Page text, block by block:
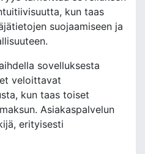
kun taas
suojaamiseen ja
sovelluksesta
veloittavat
kun taas toiset
Asiakaspalvelun
erityisesti